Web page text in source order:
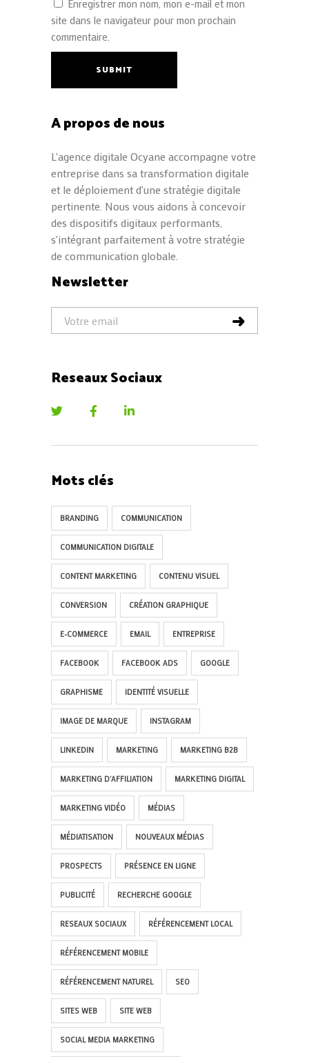
Enregistrer mon nom, mon e-mail et mon
site dans le navigateur pour mon prochain
commentaire.
SUBMIT
A propos de nous
L'agence digitale Ocyane accompagne votre
entreprise dans sa transformation digitale
et le déploiement d'une stratégie digitale
pertinente. Nous vous aidons à concevoir
des dispositifs digitaux performants,
s'intégrant parfaitement à votre stratégie
de communication globale.
Newsletter
Reseaux Sociaux
Mots clés
BRANDING COMMUNICATION
COMMUNICATION DIGITALE
CONTENT MARKETING CONTENU VISUEL
CONVERSION CRÉATION GRAPHIQUE
E-COMMERCE EMAIL ENTREPRISE
FACEBOOK FACEBOOK ADS GOOGLE
GRAPHISME IDENTITÉ VISUELLE
IMAGE DE MARQUE INSTAGRAM
LINKEDIN MARKETING MARKETING B2B
MARKETING D'AFFILIATION MARKETING DIGITAL
MARKETING VIDÉO MÉDIAS
MÉDIATISATION NOUVEAUX MÉDIAS
PROSPECTS PRÉSENCE EN LIGNE
PUBLICITÉ RECHERCHE GOOGLE
RESEAUX SOCIAUX RÉFÉRENCEMENT LOCAL
RÉFÉRENCEMENT MOBILE
RÉFÉRENCEMENT NATUREL SEO
SITES WEB SITE WEB
SOCIAL MEDIA MARKETING